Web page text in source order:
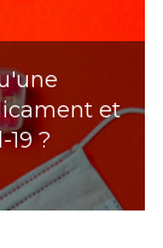
et
?